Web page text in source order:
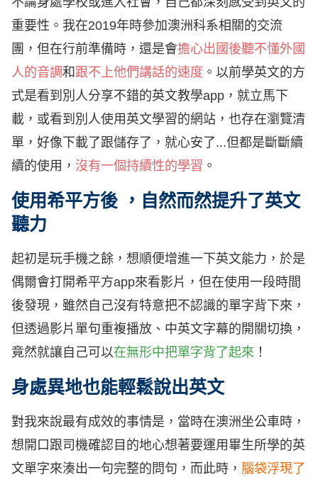
重要性。我在2019年時參加澳洲科系相關的交流
團，但在行前準備時，還是會擔心出國後聽不懂外國
人的音調和跟不上他們講話的速度 。以前學英文的方
式是看到別人分享不錯的英文教學app，就立馬下
載，或看到別人使用英文學習的網站，也存在瀏覽清
單，好像下載了跟儲存了，就心安了...但都是斷斷續
續的使用， 沒有一個持續性的學習 。
使用希平方後 ，自然而然提升了英文
聽力
起初是玩手機之餘，想順便增進一下英文能力，於是
偶爾會打開希平方app來看影片，但在使用一段時間
後發現，雖然自己沒有特意把不認識的單字背下來 ，
但透過影片單句重複播放、中英文字幕的開關切換，
竟然就讓自己可以在無形中把單字背了起來 ！
身處異地也能輕鬆說出英文
對我來說最有成效的事情是，當時在澳洲坐公車時，
想開口跟司機確認目的地心想著要運用畢生所學的英
文單字來湊出一句完整的問句，而此時， 腦袋浮現了